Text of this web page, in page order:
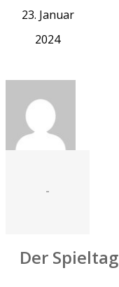
23. Januar
2024
-
Der